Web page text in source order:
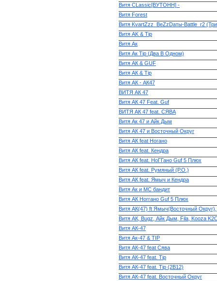
Витя CLassic[ВУТОНН] -
Витя Forest
Витя KvartZzz_BeZzDaты-Battle_r2
Витя АK & Tip
Витя Ак
Витя Ак Tip (Два В Одном)
Витя АК & GUF
Витя АК & Tip
Витя АК - АК47
ВИТЯ АК 47
Витя АК 47 Feat. Guf
ВИТЯ АК 47 feat. СЯВА
Витя Ак 47 и Айк Дым
Витя АК 47 и Восточный Округ
Витя АК feat Ногано
Витя АК feat. Кендра
Витя АК feat. НоГГано Guf 5 Плюх
Витя АК feat. Румяный (Р.О.)
Витя АК feat. Ямыч и Кендра
Витя Ак и МС бандит
Витя АК Ноггано Guf 5 Плюх
Витя АК(47) ft Ямыч(Восточный
Витя АК, Bugz, Айк Дым, Fila, Kooza
Витя АК-47
Витя Ак-47 & TIP
Витя АК-47 feat Сява
Витя АК-47 feat. Tip
Витя АК-47 feat. Tip (2B12)
Витя АК-47 feat. Восточный Округ